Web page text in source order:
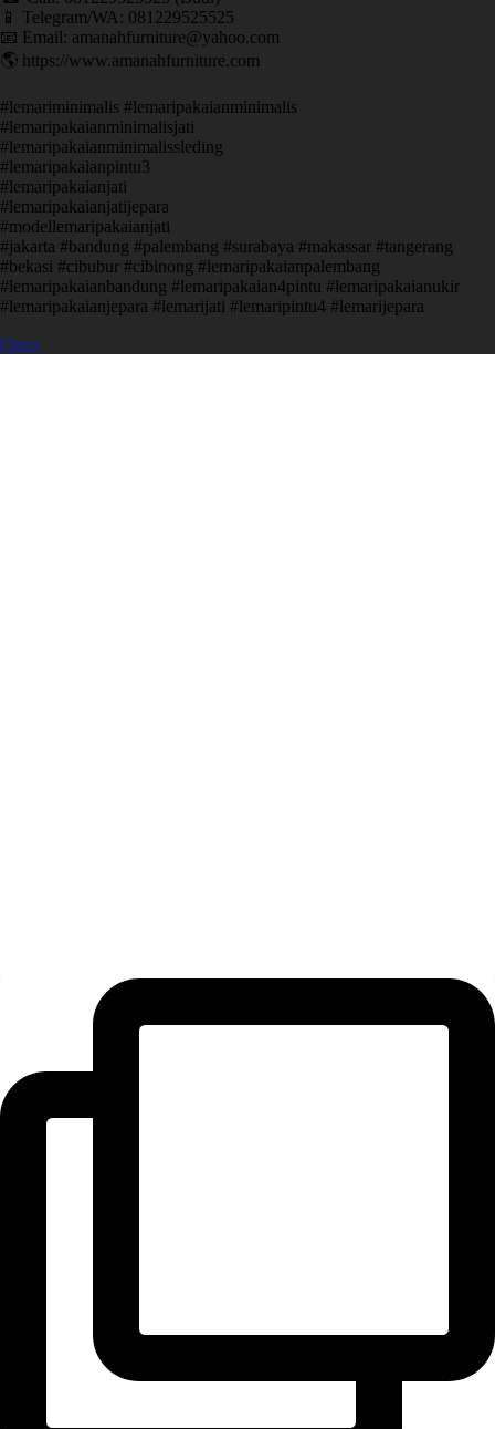
📱 Telegram/WA: 081229525525
📧 Email: amanahfurniture@yahoo.com
🌎 https://www.amanahfurniture.com
#lemariminimalis #lemaripakaianminimalis
#lemaripakaianminimalisjati
#lemaripakaianminimalissleding
#lemaripakaianpintu3
#lemaripakaianjati
#lemaripakaianjatijepara
#modellemaripakaianjati
#jakarta #bandung #palembang #surabaya #makassar #tangerang
#bekasi #cibubur #cibinong #lemaripakaianpalembang
#lemaripakaianbandung #lemaripakaian4pintu #lemaripakaianukir
#lemaripakaianjepara #lemarijati #lemaripintu4 #lemarijepara
Open